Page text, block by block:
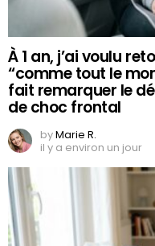
À 1 an, j’ai voulu
“comme tout le
fait remarquer le
de choc frontal
byMarie R.
il y a environ un jour